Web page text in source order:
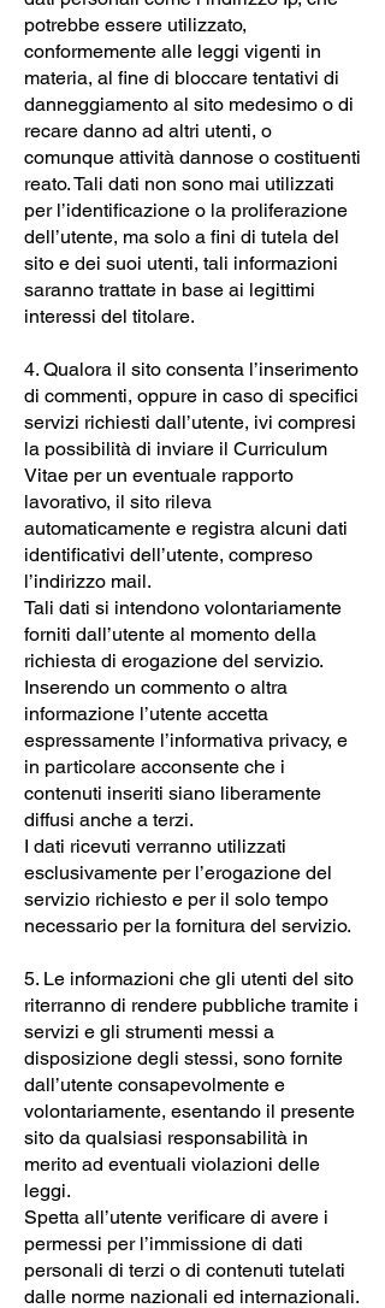
potrebbe essere utilizzato,
conformemente alle leggi vigenti in
materia, al fine di bloccare tentativi di
danneggiamento al sito medesimo o di
recare danno ad altri utenti, o
comunque attività dannose o costituenti
reato. Tali dati non sono mai utilizzati
per l’identificazione o la proliferazione
dell’utente, ma solo a fini di tutela del
sito e dei suoi utenti, tali informazioni
saranno trattate in base ai legittimi
interessi del titolare.
4. Qualora il sito consenta l’inserimento
di commenti, oppure in caso di specifici
servizi richiesti dall’utente, ivi compresi
la possibilità di inviare il Curriculum
Vitae per un eventuale rapporto
lavorativo, il sito rileva
automaticamente e registra alcuni dati
identificativi dell’utente, compreso
l’indirizzo mail.
Tali dati si intendono volontariamente
forniti dall’utente al momento della
richiesta di erogazione del servizio.
Inserendo un commento o altra
informazione l’utente accetta
espressamente l’informativa privacy, e
in particolare acconsente che i
contenuti inseriti siano liberamente
diffusi anche a terzi.
I dati ricevuti verranno utilizzati
esclusivamente per l’erogazione del
servizio richiesto e per il solo tempo
necessario per la fornitura del servizio.
5. Le informazioni che gli utenti del sito
riterranno di rendere pubbliche tramite i
servizi e gli strumenti messi a
disposizione degli stessi, sono fornite
dall’utente consapevolmente e
volontariamente, esentando il presente
sito da qualsiasi responsabilità in
merito ad eventuali violazioni delle
leggi.
Spetta all’utente verificare di avere i
permessi per l’immissione di dati
personali di terzi o di contenuti tutelati
dalle norme nazionali ed internazionali.